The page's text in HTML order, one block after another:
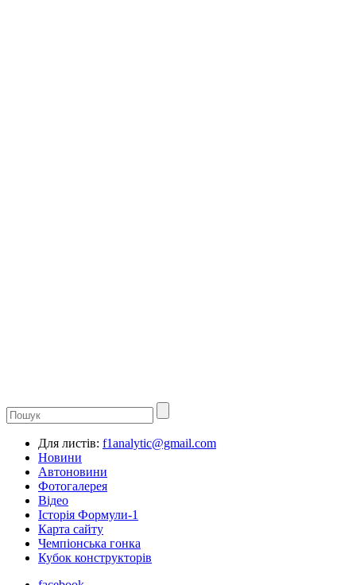
Для листів: f1analytic@gmail.com
Новини
Автоновини
Фотогалерея
Відео
Історія Формули-1
Карта сайту
Чемпіонська гонка
Кубок конструкторів